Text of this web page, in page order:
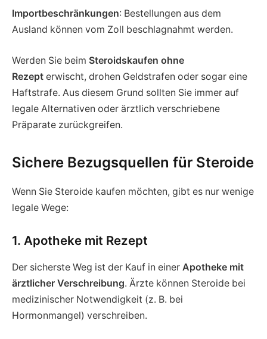
Importbeschränkungen: Bestellungen aus dem
Ausland können vom Zoll beschlagnahmt werden.
Werden Sie beim Steroidskaufen ohne
Rezept erwischt, drohen Geldstrafen oder sogar eine
Haftstrafe. Aus diesem Grund sollten Sie immer auf
legale Alternativen oder ärztlich verschriebene
Präparate zurückgreifen.
Sichere Bezugsquellen für Steroide
Wenn Sie Steroide kaufen möchten, gibt es nur wenige
legale Wege:
1. Apotheke mit Rezept
Der sicherste Weg ist der Kauf in einer Apotheke mit
ärztlicher Verschreibung. Ärzte können Steroide bei
medizinischer Notwendigkeit (z. B. bei
Hormonmangel) verschreiben.